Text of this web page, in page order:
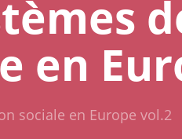
en
sociale en Europe vol.2